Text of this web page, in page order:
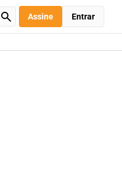
Assine Entrar